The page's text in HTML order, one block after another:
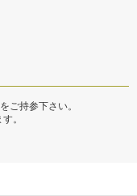
ご持参下さい。
。